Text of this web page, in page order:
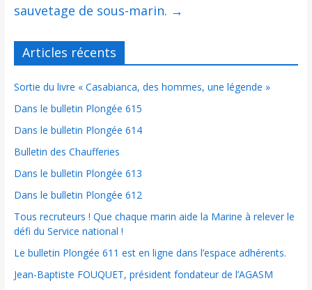
sauvetage de sous-marin. →
Articles récents
Sortie du livre « Casabianca, des hommes, une légende »
Dans le bulletin Plongée 615
Dans le bulletin Plongée 614
Bulletin des Chaufferies
Dans le bulletin Plongée 613
Dans le bulletin Plongée 612
Tous recruteurs ! Que chaque marin aide la Marine à relever le
défi du Service national !
Le bulletin Plongée 611 est en ligne dans l’espace adhérents.
Jean-Baptiste FOUQUET, président fondateur de l’AGASM